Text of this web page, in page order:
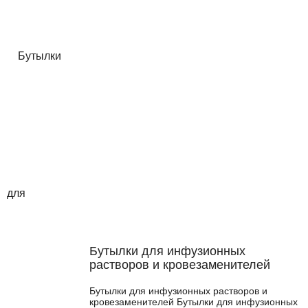
Бутылки для инфузионных
растворов и кровезаменителей
Бутылки для инфузионных растворов и
кровезаменителей Бутылки для инфузионных